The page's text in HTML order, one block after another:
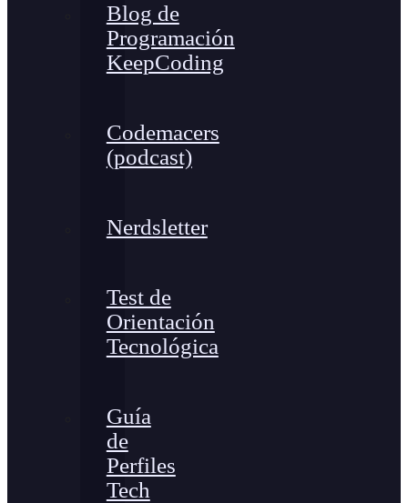
Blog de
Programación
KeepCoding
Codemacers
(podcast)
Nerdsletter
Test de
Orientación
Tecnológica
Guía
de
Perfiles
Tech